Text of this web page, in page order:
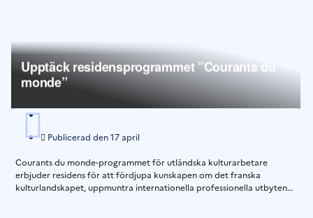
Upptäck residensprogrammet ”Courants du
monde”
Publicerad den17 april
Courants du monde-programmet för utländska kulturarbetare
erbjuder residens för att fördjupa kunskapen om det franska
kulturlandskapet, uppmuntra internationella professionella utbyten